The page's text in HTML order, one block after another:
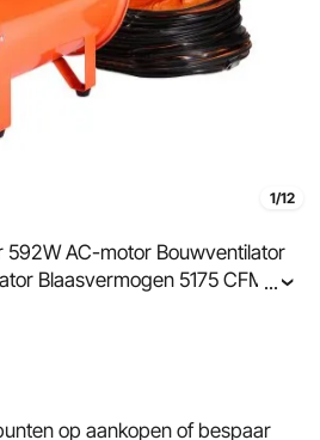
1/12
592W AC-motor Bouwventilator
Blaasvermogen 5175 CFM
5 m slang Axiale blazer
...
op aankopen of bespaar